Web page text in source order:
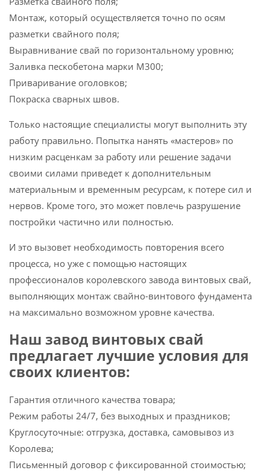
Монтаж, который осуществляется точно по осям
разметки свайного поля;
Выравнивание свай по горизонтальному уровню;
Заливка пескобетона марки М300;
Приваривание оголовков;
Покраска сварных швов.
Только настоящие специалисты могут выполнить эту
работу правильно. Попытка нанять «мастеров» по
низким расценкам за работу или решение задачи
своими силами приведет к дополнительным
материальным и временным ресурсам, к потере сил и
нервов. Кроме того, это может повлечь разрушение
постройки частично или полностью.
И это вызовет необходимость повторения всего
процесса, но уже с помощью настоящих
профессионалов королевского завода винтовых свай,
выполняющих монтаж свайно-винтового фундамента
на максимально возможном уровне качества.
Наш завод винтовых свай
предлагает лучшие условия для
своих клиентов:
Гарантия отличного качества товара;
Режим работы 24/7, без выходных и праздников;
Круглосуточные: отгрузка, доставка, самовывоз из
Королева;
Письменный договор с фиксированной стоимостью;